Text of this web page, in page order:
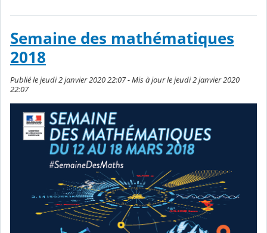
Semaine des mathématiques
2018
Publié le jeudi 2 janvier 2020 22:07 - Mis à jour le jeudi 2 janvier 2020
22:07